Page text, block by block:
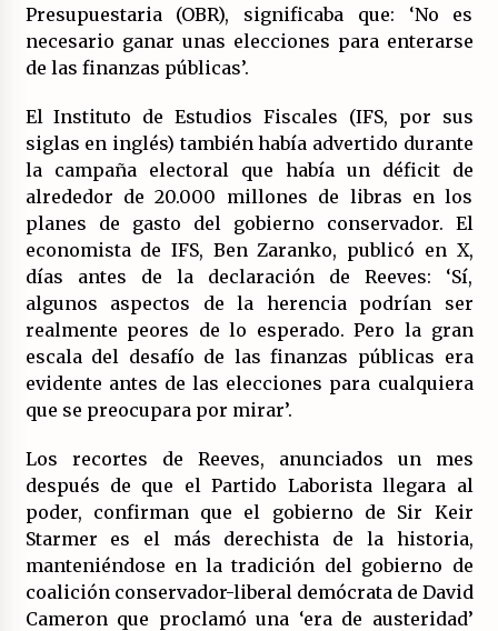
Presupuestaria (OBR), significaba que: ‘No es
necesario ganar unas elecciones para enterarse
de las finanzas públicas’.
El Instituto de Estudios Fiscales (IFS, por sus
siglas en inglés) también había advertido durante
la campaña electoral que había un déficit de
alrededor de 20.000 millones de libras en los
planes de gasto del gobierno conservador. El
economista de IFS, Ben Zaranko, publicó en X,
días antes de la declaración de Reeves: ‘Sí,
algunos aspectos de la herencia podrían ser
realmente peores de lo esperado. Pero la gran
escala del desafío de las finanzas públicas era
evidente antes de las elecciones para cualquiera
que se preocupara por mirar’.
Los recortes de Reeves, anunciados un mes
después de que el Partido Laborista llegara al
poder, confirman que el gobierno de Sir Keir
Starmer es el más derechista de la historia,
manteniéndose en la tradición del gobierno de
coalición conservador-liberal demócrata de David
Cameron que proclamó una ‘era de austeridad’